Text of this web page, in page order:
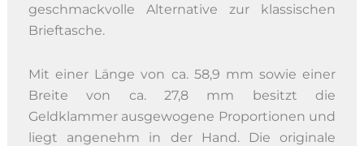
geschmackvolle Alternative zur klassischen
Brieftasche.
Mit einer Länge von ca. 58,9 mm sowie einer
Breite von ca. 27,8 mm besitzt die
Geldklammer ausgewogene Proportionen und
liegt angenehm in der Hand. Die originale